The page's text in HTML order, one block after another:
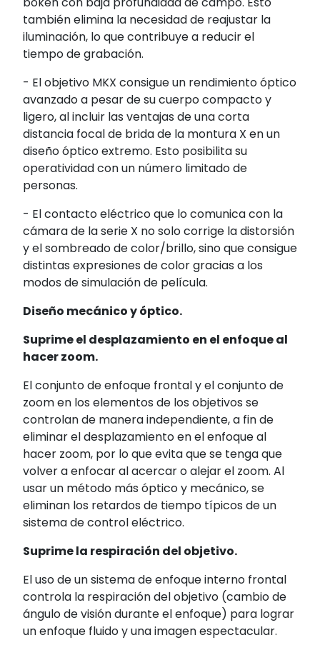
también elimina la necesidad de reajustar la
iluminación, lo que contribuye a reducir el
tiempo de grabación.
- El objetivo MKX consigue un rendimiento óptico
avanzado a pesar de su cuerpo compacto y
ligero, al incluir las ventajas de una corta
distancia focal de brida de la montura X en un
diseño óptico extremo. Esto posibilita su
operatividad con un número limitado de
personas.
- El contacto eléctrico que lo comunica con la
cámara de la serie X no solo corrige la distorsión
y el sombreado de color/brillo, sino que consigue
distintas expresiones de color gracias a los
modos de simulación de película.
Diseño mecánico y óptico.
Suprime el desplazamiento en el enfoque al
hacer zoom.
El conjunto de enfoque frontal y el conjunto de
zoom en los elementos de los objetivos se
controlan de manera independiente, a fin de
eliminar el desplazamiento en el enfoque al
hacer zoom, por lo que evita que se tenga que
volver a enfocar al acercar o alejar el zoom. Al
usar un método más óptico y mecánico, se
eliminan los retardos de tiempo típicos de un
sistema de control eléctrico.
Suprime la respiración del objetivo.
El uso de un sistema de enfoque interno frontal
controla la respiración del objetivo (cambio de
ángulo de visión durante el enfoque) para lograr
un enfoque fluido y una imagen espectacular.